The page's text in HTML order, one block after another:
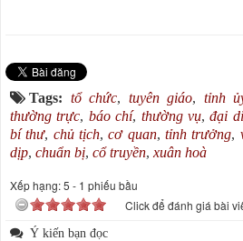
Tags: tổ chức, tuyên giáo, tỉnh
thường trực, báo chí, thường vụ,đại
bí thư, chủ tịch,cơ quan,tỉnh trưởng,
dịp, chuẩn bị, cổ truyền, xuân hoà
Xếp hạng:5 - 1 phiếu bầu
Click để đánh giá bài
Ý kiến bạn đọc